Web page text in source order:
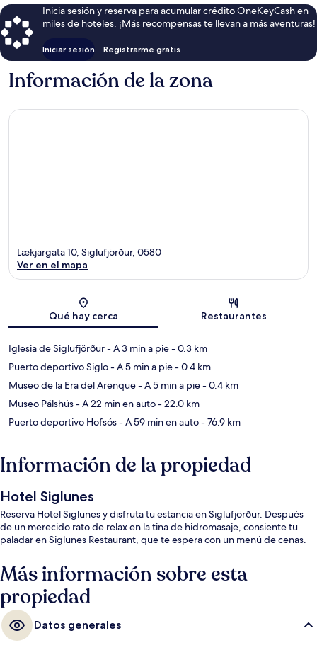
Inicia sesión y reserva para acumular crédito OneKeyCash en
miles de hoteles. ¡Más recompensas te llevan a más aventuras!
Iniciar sesión Registrarme gratis
Información de la zona
Sección del mapa
Lækjargata 10, Siglufjörður, 0580
Ver en el mapa
Qué hay cerca Restaurantes
Iglesia de Siglufjörður- A 3 min a pie- 0.3 km
Puerto deportivo Siglo- A 5 min a pie- 0.4 km
Museo de la Era del Arenque- A 5 min a pie- 0.4 km
Museo Pálshús- A 22 min en auto- 22.0 km
Puerto deportivo Hofsós- A 59 min en auto- 76.9 km
Información de la propiedad
Hotel Siglunes
Reserva Hotel Siglunes y disfruta tu estancia en Siglufjörður. Después
de un merecido rato de relax en la tina de hidromasaje, consiente tu
paladar en Siglunes Restaurant, que te espera con un menú de cenas.
Más información sobre esta
propiedad
Datos generales